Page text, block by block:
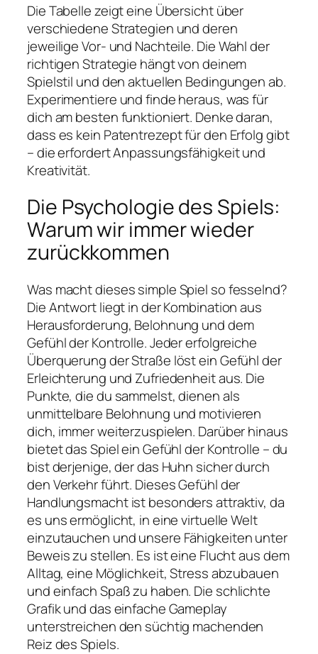
Die Tabelle zeigt eine Übersicht über
verschiedene Strategien und deren
jeweilige Vor- und Nachteile. Die Wahl der
richtigen Strategie hängt von deinem
Spielstil und den aktuellen Bedingungen ab.
Experimentiere und finde heraus, was für
dich am besten funktioniert. Denke daran,
dass es kein Patentrezept für den Erfolg gibt
– die erfordert Anpassungsfähigkeit und
Kreativität.
Die Psychologie des Spiels:
Warum wir immer wieder
zurückkommen
Was macht dieses simple Spiel so fesselnd?
Die Antwort liegt in der Kombination aus
Herausforderung, Belohnung und dem
Gefühl der Kontrolle. Jeder erfolgreiche
Überquerung der Straße löst ein Gefühl der
Erleichterung und Zufriedenheit aus. Die
Punkte, die du sammelst, dienen als
unmittelbare Belohnung und motivieren
dich, immer weiterzuspielen. Darüber hinaus
bietet das Spiel ein Gefühl der Kontrolle – du
bist derjenige, der das Huhn sicher durch
den Verkehr führt. Dieses Gefühl der
Handlungsmacht ist besonders attraktiv, da
es uns ermöglicht, in eine virtuelle Welt
einzutauchen und unsere Fähigkeiten unter
Beweis zu stellen. Es ist eine Flucht aus dem
Alltag, eine Möglichkeit, Stress abzubauen
und einfach Spaß zu haben. Die schlichte
Grafik und das einfache Gameplay
unterstreichen den süchtig machenden
Reiz des Spiels.